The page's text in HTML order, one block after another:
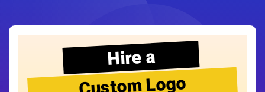
Hire a
Custom Logo